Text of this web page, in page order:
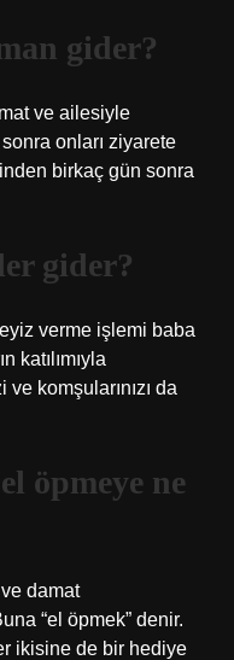
gider?
ve ailesiyle
onları ziyarete
birkaç gün sonra
gider?
verme işlemi baba
katılımıyla
komşularınızı da
öpmeye ne
damat
“el öpmek” denir.
ikisine de bir hediye